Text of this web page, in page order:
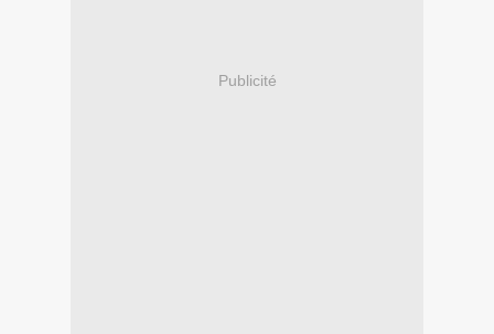
Publicité